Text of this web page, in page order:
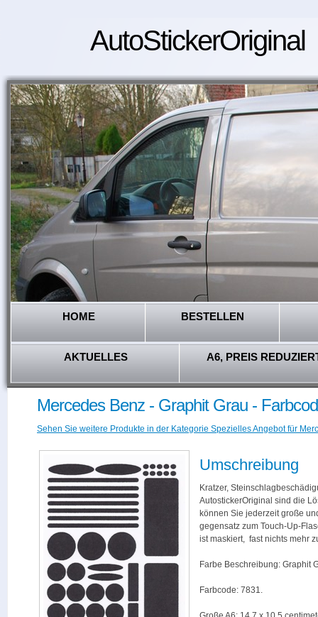
AutoStickerOriginal
HOME BESTELLEN
AKTUELLES A6, PREIS
Mercedes Benz - Graphit Grau -
Sehen Sie weitere Produkte in der Kategorie Spezielles Angebot für
Umschreibung
Kratzer,
AutostickerOriginal sind die
können Sie jederzeit große
gegensatz zum Touch-Up-
ist maskiert, fast nichts mehr
Farbe Beschreibung: Graphit
Farbcode: 7831.